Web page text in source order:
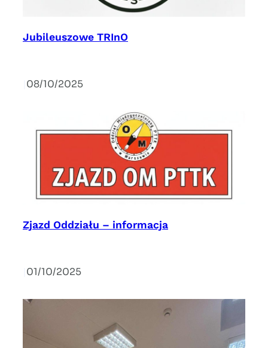
Jubileuszowe TRInO
08/10/2025
Zjazd Oddziału – informacja
01/10/2025